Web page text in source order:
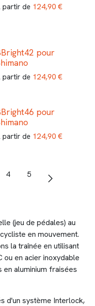
partir de 124,90 €
pour
partir de 124,90 €
pour
partir de 124,90 €
4 5
(jeu de pédales) au
en mouvement.
la traînée en utilisant
ou en acier inoxydable
en aluminium fraisées
d'un système Interlock,